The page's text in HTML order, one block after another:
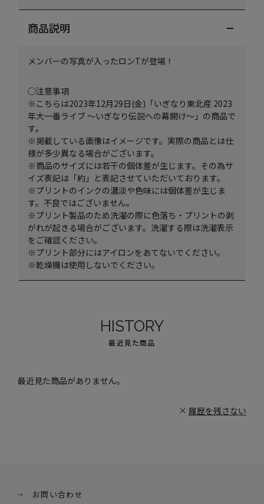
商品説明
メンバーの写真が入ったロンTが登場！
◯注意事項
※こちらは2023年12月29日(金)「いぎなり東北産 2023
年大一番ライブ ～いぎなり伝説への幕開け～」の商品で
す。
※掲載している画像はイメージです。実際の商品とは仕
様が多少異なる場合がございます。
※商品のサイズには若干の個体差が生じます。その為サ
イズ表記は「約」と表記させていただいております。
※プリントのインクの濃淡や色味には個体差が生じま
す。不良ではございません。
※プリント製品のため洗濯の際に色落ち・プリントの剥
がれが起きる場合がございます。洗濯する際は洗濯表示
をご確認ください。
※プリント部分にはアイロンをあてないでください。
※乾燥機は使用しないでください。
HISTORY
最近見た商品
最近見た商品がありません。
履歴を残さない
お問い合わせ